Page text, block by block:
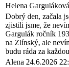
Helena Garguláková
Dobrý den, začala
zjistili jsme, že
Gargulák ročník
na Zlínský, ale
budu ráda za
Alena 24.6.2026